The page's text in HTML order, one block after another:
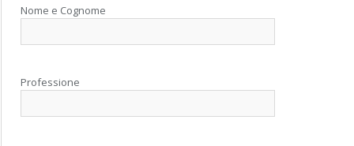
Nome e Cognome
Professione